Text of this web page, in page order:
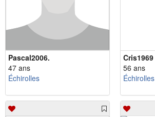
Pascal2006.
47 ans
Échirolles
Cris1969
56 ans
Échirolles